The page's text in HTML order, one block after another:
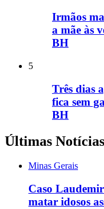
Irmãos
a mãe às
BH
5
Três dias
fica sem
BH
Últimas Notícias
Minas Gerais
Caso
matar idosos